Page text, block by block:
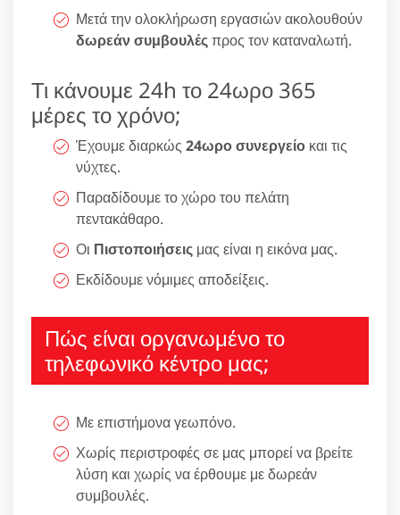
Μετά την ολοκλήρωση εργασιών ακολουθούν
δωρεάν συμβουλέςπρος τον καταναλωτή.
Τι κάνουμε 24h το 24ωρο 365
μέρες το χρόνο;
Έχουμε διαρκώς 24ωρο συνεργείο και τις
νύχτες.
Παραδίδουμε το χώρο του πελάτη
πεντακάθαρο.
Οι Πιστοποιήσεις μας είναι η εικόνα μας.
Εκδίδουμε νόμιμες αποδείξεις.
Πώς είναι οργανωμένο το
τηλεφωνικό κέντρο μας;
Με επιστήμονα γεωπόνο.
Χωρίς περιστροφές σε μας μπορεί να βρείτε
λύση και χωρίς να έρθουμε με δωρεάν
συμβουλές.